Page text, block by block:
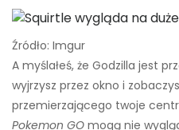
Źródło: Imgur
A myślałeś, że Godzilla jest
wyjrzysz przez okno i
przemierzającego twoje
Pokemon GO mogą nie